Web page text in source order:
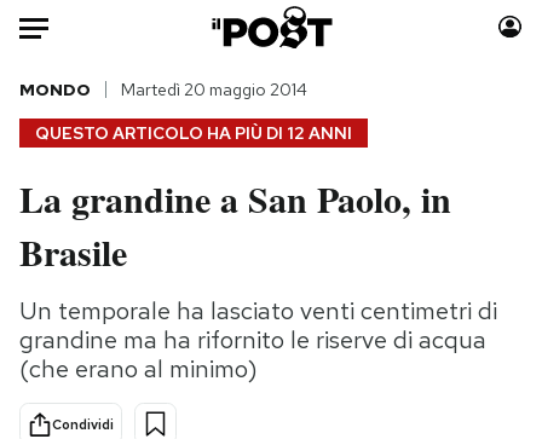
Auto
HOME
Italia
Politica
Tecnologia
Internet
Scienza
Cultura
Moda
Storie/Idee
Ok Boomer!
QUESTO ARTICOLO HA PIÙ DI 12 ANNI
MONDO Martedì 20 maggio 2014
La grandine a San Paolo, in
Brasile
Un temporale ha lasciato venti centimetri di
grandine ma ha rifornito le riserve di acqua
(che erano al minimo)
Condividi